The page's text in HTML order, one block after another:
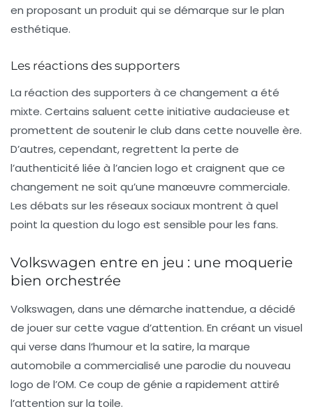
en proposant un produit qui se démarque sur le plan
esthétique.
Les réactions des supporters
La réaction des supporters à ce changement a été
mixte. Certains saluent cette initiative audacieuse et
promettent de soutenir le club dans cette nouvelle ère.
D’autres, cependant, regrettent la perte de
l’authenticité liée à l’ancien logo et craignent que ce
changement ne soit qu’une manœuvre commerciale.
Les débats sur les réseaux sociaux montrent à quel
point la question du logo est sensible pour les fans.
Volkswagen entre en jeu : une moquerie
bien orchestrée
Volkswagen, dans une démarche inattendue, a décidé
de jouer sur cette vague d’attention. En créant un visuel
qui verse dans l’humour et la satire, la marque
automobile a commercialisé une parodie du nouveau
logo de l’OM. Ce coup de génie a rapidement attiré
l’attention sur la toile.